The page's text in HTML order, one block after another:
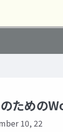
のための
10, 22